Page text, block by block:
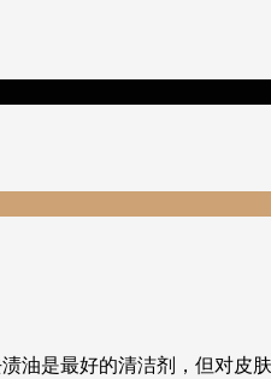
油是最好的清洁剂，但对皮